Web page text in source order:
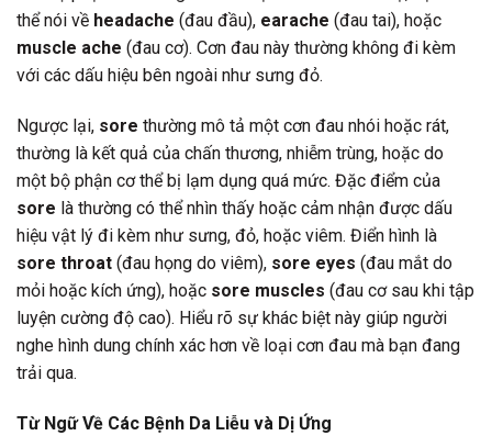
thể nói về headache (đau đầu), earache (đau tai), hoặc
muscle ache (đau cơ). Cơn đau này thường không đi kèm
với các dấu hiệu bên ngoài như sưng đỏ.
Ngược lại, sore thường mô tả một cơn đau nhói hoặc rát,
thường là kết quả của chấn thương, nhiễm trùng, hoặc do
một bộ phận cơ thể bị lạm dụng quá mức. Đặc điểm của
sore là thường có thể nhìn thấy hoặc cảm nhận được dấu
hiệu vật lý đi kèm như sưng, đỏ, hoặc viêm. Điển hình là
sore throat (đau họng do viêm), sore eyes (đau mắt do
mỏi hoặc kích ứng), hoặc sore muscles (đau cơ sau khi tập
luyện cường độ cao). Hiểu rõ sự khác biệt này giúp người
nghe hình dung chính xác hơn về loại cơn đau mà bạn đang
trải qua.
Từ Ngữ Về Các Bệnh Da Liễu và Dị Ứng